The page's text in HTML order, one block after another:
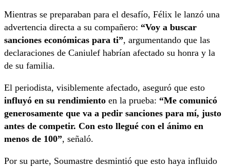
Mientras se preparaban para el desafío, Félix le lanzó una
advertencia directa a su compañero: “Voy a buscar
sanciones económicas para ti”, argumentando que las
declaraciones de Caniulef habrían afectado su honra y la
de su familia.
El periodista, visiblemente afectado, aseguró que esto
influyó en su rendimiento en la prueba: “Me comunicó
generosamente que va a pedir sanciones para mí, justo
antes de competir. Con esto llegué con el ánimo en
menos de 100”, señaló.
Por su parte, Soumastre desmintió que esto haya influido